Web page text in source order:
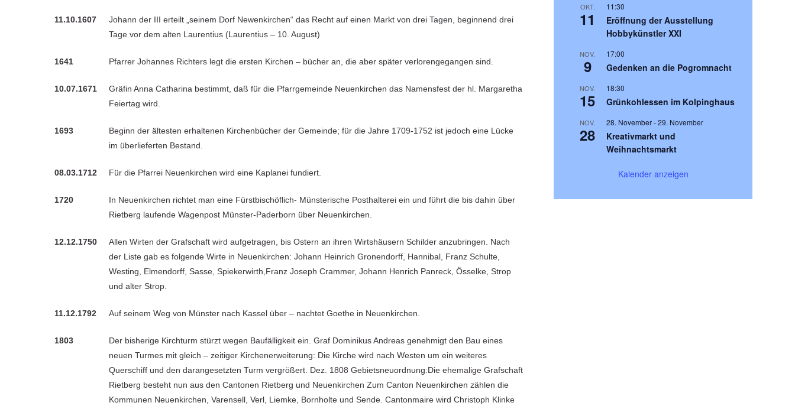
11.10.1607
Johann der III erteilt „seinem Dorf Newenkirchen“ das Recht auf einen Markt von drei Tagen, beginnend drei
Tage vor dem alten Laurentius (Laurentius – 10. August)
1641 Pfarrer Johannes Richters legt die ersten Kirchen – bücher an, die aber später verlorengegangen sind.
10.07.1671
Gräfin Anna Catharina bestimmt, daß für die Pfarrgemeinde Neuenkirchen das Namensfest der hl. Margaretha
Feiertag wird.
1693
Beginn der ältesten erhaltenen Kirchenbücher der Gemeinde; für die Jahre 1709-1752 ist jedoch eine Lücke
im überlieferten Bestand.
08.03.1712 Für die Pfarrei Neuenkirchen wird eine Kaplanei fundiert.
1720
In Neuenkirchen richtet man eine Fürstbischöflich- Münsterische Posthalterei ein und führt die bis dahin über
Rietberg laufende Wagenpost Münster-Paderborn über Neuenkirchen.
12.12.1750
Allen Wirten der Grafschaft wird aufgetragen, bis Ostern an ihren Wirtshäusern Schilder anzubringen. Nach
der Liste gab es folgende Wirte in Neuenkirchen: Johann Heinrich Gronendorff, Hannibal, Franz Schulte,
Westing, Elmendorff, Sasse, Spiekerwirth,Franz Joseph Crammer, Johann Henrich Panreck, Össelke, Strop
und alter Strop.
11.12.1792 Auf seinem Weg von Münster nach Kassel über – nachtet Goethe in Neuenkirchen.
1803
Der bisherige Kirchturm stürzt wegen Baufälligkeit ein. Graf Dominikus Andreas genehmigt den Bau eines
neuen Turmes mit gleich – zeitiger Kirchenerweiterung: Die Kirche wird nach Westen um ein weiteres
Querschiff und den darangesetzten Turm vergrößert. Dez. 1808 Gebietsneuordnung:Die ehemalige Grafschaft
Rietberg besteht nun aus den Cantonen Rietberg und Neuenkirchen Zum Canton Neuenkirchen zählen die
Kommunen Neuenkirchen, Varensell, Verl, Liemke, Bornholte und Sende. Cantonmaire wird Christoph Klinke
OKT.
11
11:30
Eröffnung der Ausstellung
Hobbykünstler XXI
NOV.
9
17:00
Gedenken an die Pogromnacht
NOV.
15
18:30
Grünkohlessen im Kolpinghaus
NOV.
28
28. November-29. November
Kreativmarkt und
Weihnachtsmarkt
Kalender anzeigen